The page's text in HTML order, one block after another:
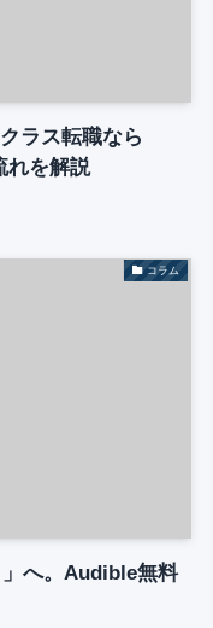
ラス転職なら
れを解説
コラム
へ。Audible無料